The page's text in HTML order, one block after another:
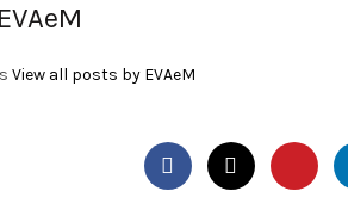
View all posts by EVAeM